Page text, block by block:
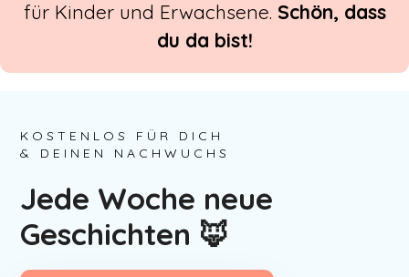
für Kinder und Erwachsene. Schön, dass
du da bist!
KOSTENLOS FÜR DICH
& DEINEN NACHWUCHS
Jede Woche neue
Geschichten 🦊